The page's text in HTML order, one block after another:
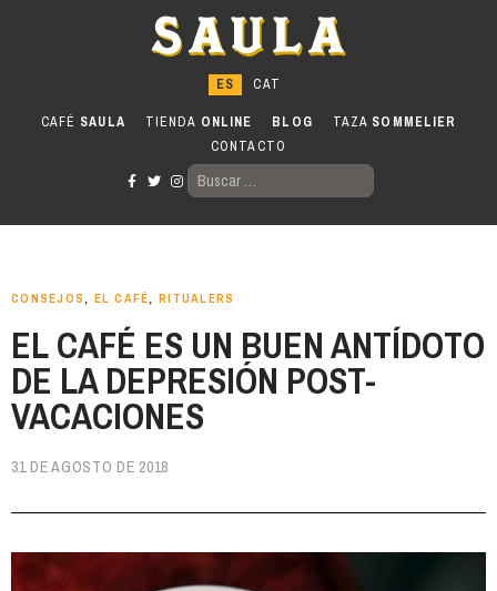
CAFÉ SAULA TIENDA ONLINE BLOG TAZA SOMMELIER
CONTACTO
BUSCAR:
CONSEJOS, EL CAFÉ, RITUALERS
EL CAFÉ ES UN BUEN ANTÍDOTO
DE LA DEPRESIÓN POST-
VACACIONES
31 DE AGOSTO DE 2018